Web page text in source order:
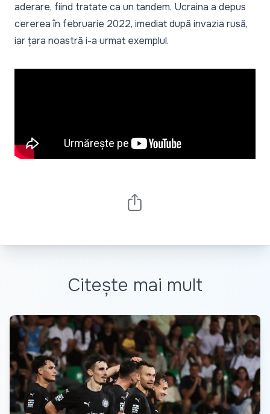
aderare, fiind tratate ca un tandem. Ucraina a depus
cererea în februarie 2022, imediat după invazia rusă,
iar țara noastră i-a urmat exemplul.
Citește mai mult